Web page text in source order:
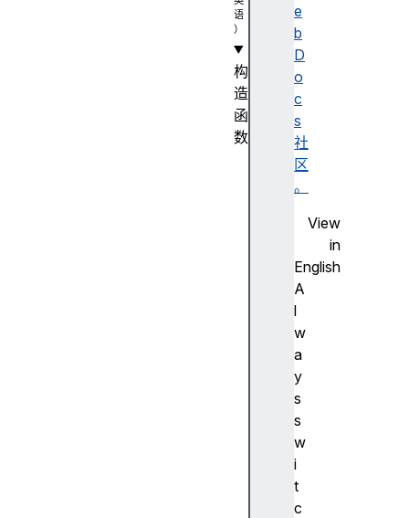
e
b
D
o
c
s
社
区
。
View
in
English
A
l
w
a
y
s
s
w
i
t
c
构
造
函
数